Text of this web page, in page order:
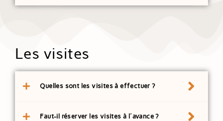
Les visites
Quelles sont les visites à effectuer ?
Faut-il réserver les visites à l'avance ?